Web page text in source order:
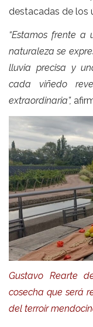
destacadas de los
“Estamos frente
naturaleza se
lluvia precisa y
cada viñedo
extraordinaria”,
Gustavo Rearte
cosecha que será
del terroir